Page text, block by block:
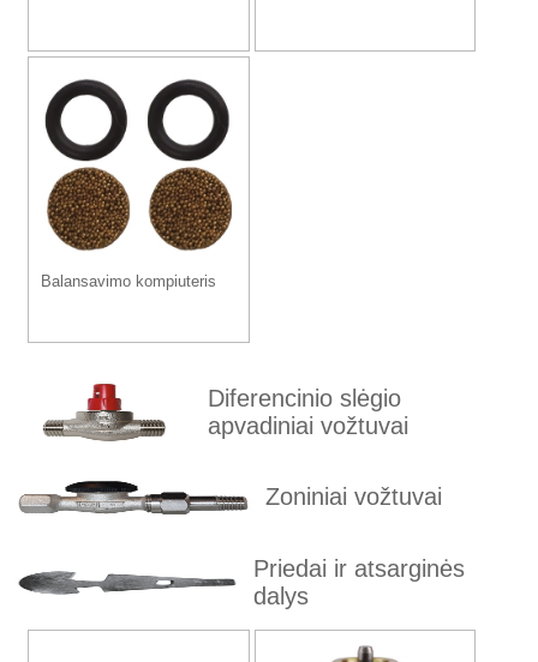
Balansavimo kompiuteris
Diferencinio slėgio
apvadiniai vožtuvai
Zoniniai vožtuvai
Priedai ir atsarginės
dalys